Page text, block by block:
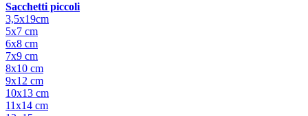
Sacchetti piccoli
3,5x19cm
5x7 cm
6x8 cm
7x9 cm
8x10 cm
9x12 cm
10x13 cm
11x14 cm